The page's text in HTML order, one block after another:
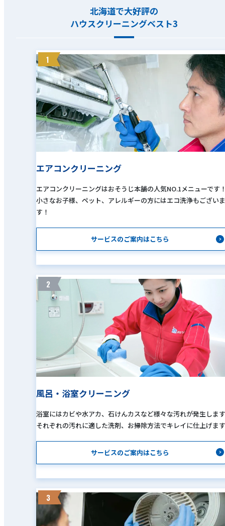
北海道で大好評の
ハウスクリーニングベスト3
1
エアコンクリーニング
エアコンクリーニングはおそうじ本舗の人気NO.1メニューです
小さなお子様、ペット、アレルギーの方にはエコ洗浄もございま
す！
サービスのご案内はこちら
2
風呂・浴室クリーニング
浴室にはカビや水アカ、石けんカスなど様々な汚れが発生しま
それぞれの汚れに適した洗剤、お掃除方法でキレイに仕上げま
サービスのご案内はこちら
3